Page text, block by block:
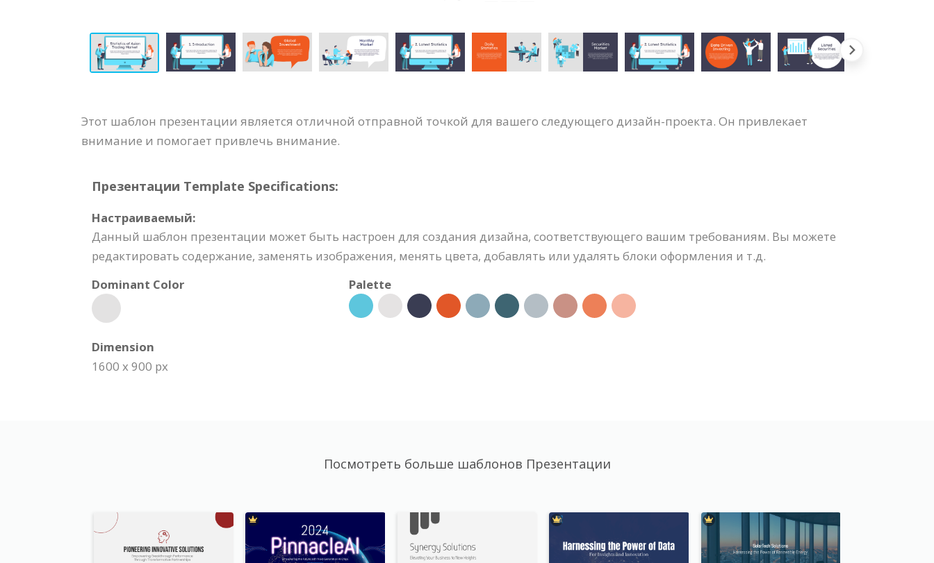
Этот шаблон презентации является отличной отправной точкой для вашего следующего дизайн-проекта. Он привлекает
внимание и помогает привлечь внимание.
Презентации Template Specifications:
Настраиваемый:
Данный шаблон презентации может быть настроен для создания дизайна, соответствующего вашим требованиям. Вы можете
редактировать содержание, заменять изображения, менять цвета, добавлять или удалять блоки оформления и т.д.
Dominant Color
Palette
Dimension
1600 x 900 px
Посмотреть больше шаблонов Презентации